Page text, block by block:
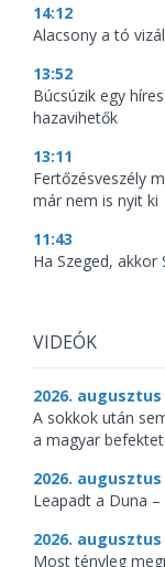
14:12
Alacsony a tó
13:52
Búcsúzik egy
hazavihetők
13:11
Fertőzésveszély
már nem is nyit ki
11:43
Ha Szeged, akkor
VIDEÓK
2026. augusztus
A sokkok után
a magyar
2026. augusztus
Leapadt a Duna
2026. augusztus
Most tényleg